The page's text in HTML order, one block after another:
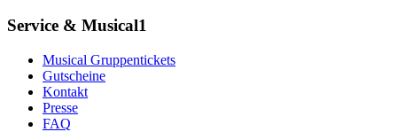
Service & Musical1
Musical Gruppentickets
Gutscheine
Kontakt
Presse
FAQ